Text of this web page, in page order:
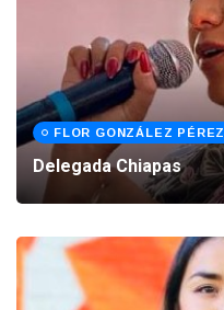
FLOR GONZÁLEZ PÉREZ
Delegada Chiapas